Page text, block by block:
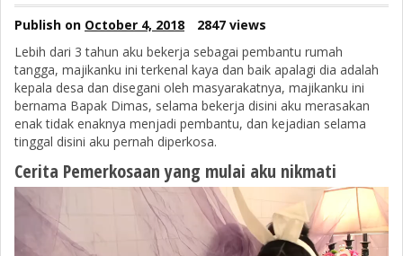
Publish on October 4, 2018
2847 views
Lebih dari 3 tahun aku bekerja sebagai pembantu rumah
tangga, majikanku ini terkenal kaya dan baik apalagi dia adalah
kepala desa dan disegani oleh masyarakatnya, majikanku ini
bernama Bapak Dimas, selama bekerja disini aku merasakan
enak tidak enaknya menjadi pembantu, dan kejadian selama
tinggal disini aku pernah diperkosa.
Cerita Pemerkosaan yang mulai aku nikmati